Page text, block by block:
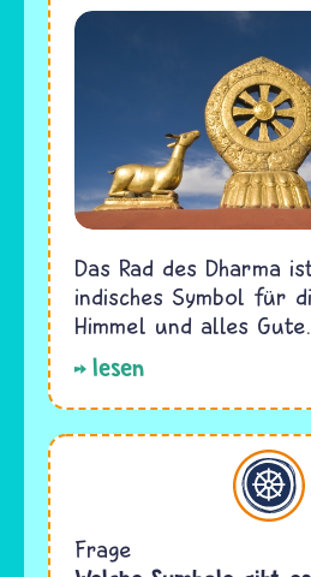
Das Rad des Dharma
indisches Symbol für
Himmel und alles Gute.
lesen
Buddhismus
Frage